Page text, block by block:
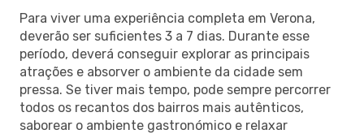
Para viver uma experiência completa em Verona,
deverão ser suficientes 3 a 7 dias. Durante esse
período, deverá conseguir explorar as principais
atrações e absorver o ambiente da cidade sem
pressa. Se tiver mais tempo, pode sempre percorrer
todos os recantos dos bairros mais autênticos,
saborear o ambiente gastronómico e relaxar